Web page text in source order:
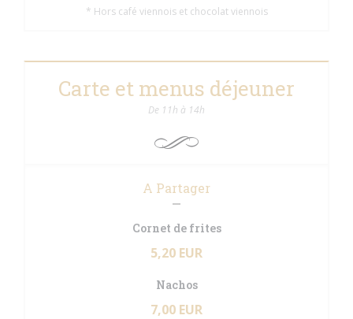
* Hors café viennois et chocolat viennois
Carte et menus déjeuner
De 11h à 14h
A Partager
Cornet de frites
5,20 EUR
Nachos
7,00 EUR